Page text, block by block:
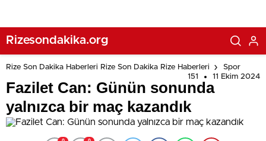
Rizesondakika.org
Rize Son Dakika Haberleri Rize Son Dakika Rize Haberleri
Spor
151
11 Ekim 2024
Fazilet Can: Günün sonunda
yalnızca bir maç kazandık